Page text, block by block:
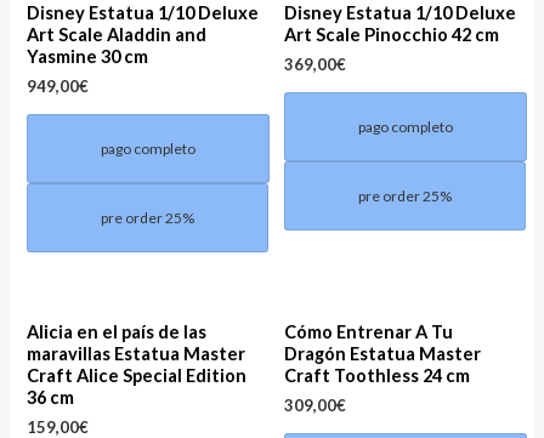
Disney Estatua 1/10 Deluxe
Art Scale Aladdin and
Yasmine 30 cm
949,00€
pago completo
pre order 25%
Disney Estatua 1/10 Deluxe
Art Scale Pinocchio 42 cm
369,00€
pago completo
pre order 25%
Alicia en el país de las
maravillas Estatua Master
Craft Alice Special Edition
36 cm
159,00€
Cómo Entrenar A Tu
Dragón Estatua Master
Craft Toothless 24 cm
309,00€